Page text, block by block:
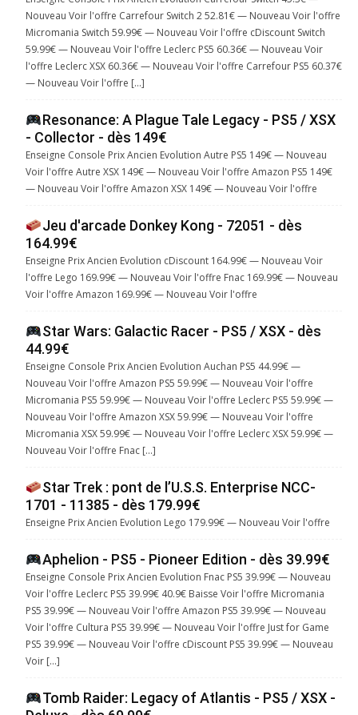
Nouveau Voir l'offre Carrefour Switch 2 52.81€ — Nouveau Voir l'offre
Micromania Switch 59.99€ — Nouveau Voir l'offre cDiscount Switch
59.99€ — Nouveau Voir l'offre Leclerc PS5 60.36€ — Nouveau Voir
l'offre Leclerc XSX 60.36€ — Nouveau Voir l'offre Carrefour PS5 60.37€
— Nouveau Voir l'offre […]
Resonance: A Plague Tale Legacy - PS5 / XSX
- Collector - dès 149€
Enseigne Console Prix Ancien Evolution Autre PS5 149€ — Nouveau
Voir l'offre Autre XSX 149€ — Nouveau Voir l'offre Amazon PS5 149€
— Nouveau Voir l'offre Amazon XSX 149€ — Nouveau Voir l'offre
Jeu d'arcade Donkey Kong - 72051 - dès
164.99€
Enseigne Prix Ancien Evolution cDiscount 164.99€ — Nouveau Voir
l'offre Lego 169.99€ — Nouveau Voir l'offre Fnac 169.99€ — Nouveau
Voir l'offre Amazon 169.99€ — Nouveau Voir l'offre
Star Wars: Galactic Racer - PS5 / XSX - dès
44.99€
Enseigne Console Prix Ancien Evolution Auchan PS5 44.99€ —
Nouveau Voir l'offre Amazon PS5 59.99€ — Nouveau Voir l'offre
Micromania PS5 59.99€ — Nouveau Voir l'offre Leclerc PS5 59.99€ —
Nouveau Voir l'offre Amazon XSX 59.99€ — Nouveau Voir l'offre
Micromania XSX 59.99€ — Nouveau Voir l'offre Leclerc XSX 59.99€ —
Nouveau Voir l'offre Fnac […]
Star Trek : pont de l’U.S.S. Enterprise NCC-
1701 - 11385 - dès 179.99€
Enseigne Prix Ancien Evolution Lego 179.99€ — Nouveau Voir l'offre
Aphelion - PS5 - Pioneer Edition - dès 39.99€
Enseigne Console Prix Ancien Evolution Fnac PS5 39.99€ — Nouveau
Voir l'offre Leclerc PS5 39.99€ 40.9€ Baisse Voir l'offre Micromania
PS5 39.99€ — Nouveau Voir l'offre Amazon PS5 39.99€ — Nouveau
Voir l'offre Cultura PS5 39.99€ — Nouveau Voir l'offre Just for Game
PS5 39.99€ — Nouveau Voir l'offre cDiscount PS5 39.99€ — Nouveau
Voir […]
Tomb Raider: Legacy of Atlantis - PS5 / XSX -